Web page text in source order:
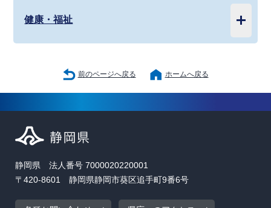
健康・福祉
前のページへ戻る ホームへ戻る
静岡県 法人番号 7000020220001
〒420-8601 静岡県静岡市葵区追手町9番6号